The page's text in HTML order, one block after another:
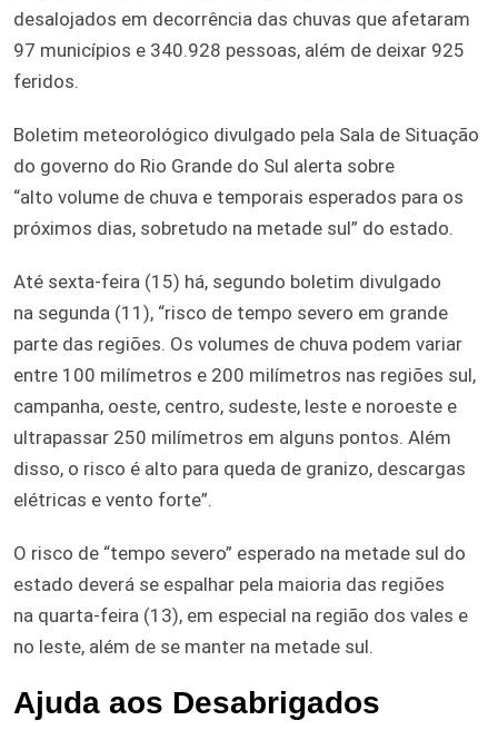
desalojados em decorrência das chuvas que afetaram
97 municípios e 340.928 pessoas, além de deixar 925
feridos.
Boletim meteorológico divulgado pela Sala de Situação
do governo do Rio Grande do Sul alerta sobre
“alto volume de chuva e temporais esperados para os
próximos dias, sobretudo na metade sul” do estado.
Até sexta-feira (15) há, segundo boletim divulgado
na segunda (11), “risco de tempo severo em grande
parte das regiões. Os volumes de chuva podem variar
entre 100 milímetros e 200 milímetros nas regiões sul,
campanha, oeste, centro, sudeste, leste e noroeste e
ultrapassar 250 milímetros em alguns pontos. Além
disso, o risco é alto para queda de granizo, descargas
elétricas e vento forte”.
O risco de “tempo severo” esperado na metade sul do
estado deverá se espalhar pela maioria das regiões
na quarta-feira (13), em especial na região dos vales e
no leste, além de se manter na metade sul.
Ajuda aos Desabrigados